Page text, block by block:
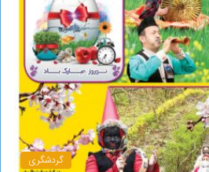
گردشگری